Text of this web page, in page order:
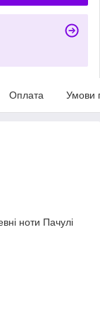
Оплата Умови
ноти Пачулі